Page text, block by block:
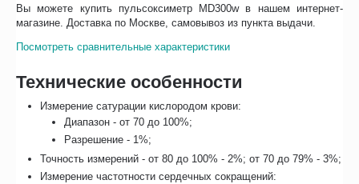
Вы можете купить пульсоксиметр MD300w в нашем интернет-
магазине. Доставка по Москве, самовывоз из пункта выдачи.
Посмотреть сравнительные характеристики
Технические особенности
Измерение сатурации кислородом крови:
Диапазон - от 70 до 100%;
Разрешение - 1%;
Точность измерений - от 80 до 100% - 2%; от 70 до 79% - 3%;
Измерение частотности сердечных сокращений: